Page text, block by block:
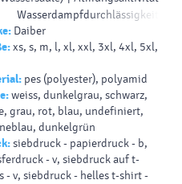
g/m²/24 h) | Stehkragen mit
Fleece auf der Innenseite |
mit CORDURA ®-
verstärkt | Durchgehender
Reißverschluss mit
| Seitentaschen,
und Reißverschluss-
| Brusttasche mit Patte,
Innentasche | Reflektierende
Daiber
xs, s, m, l, xl, xxl, 3xl, 4xl, 5xl,
pes (polyester), polyamid
weiss, dunkelgrau, schwarz,
grau, rot, blau, undefiniert,
dunkelgrün
siebdruck - papierdruck - b,
- v, siebdruck auf t-
- v, siebdruck - helles t-shirt -